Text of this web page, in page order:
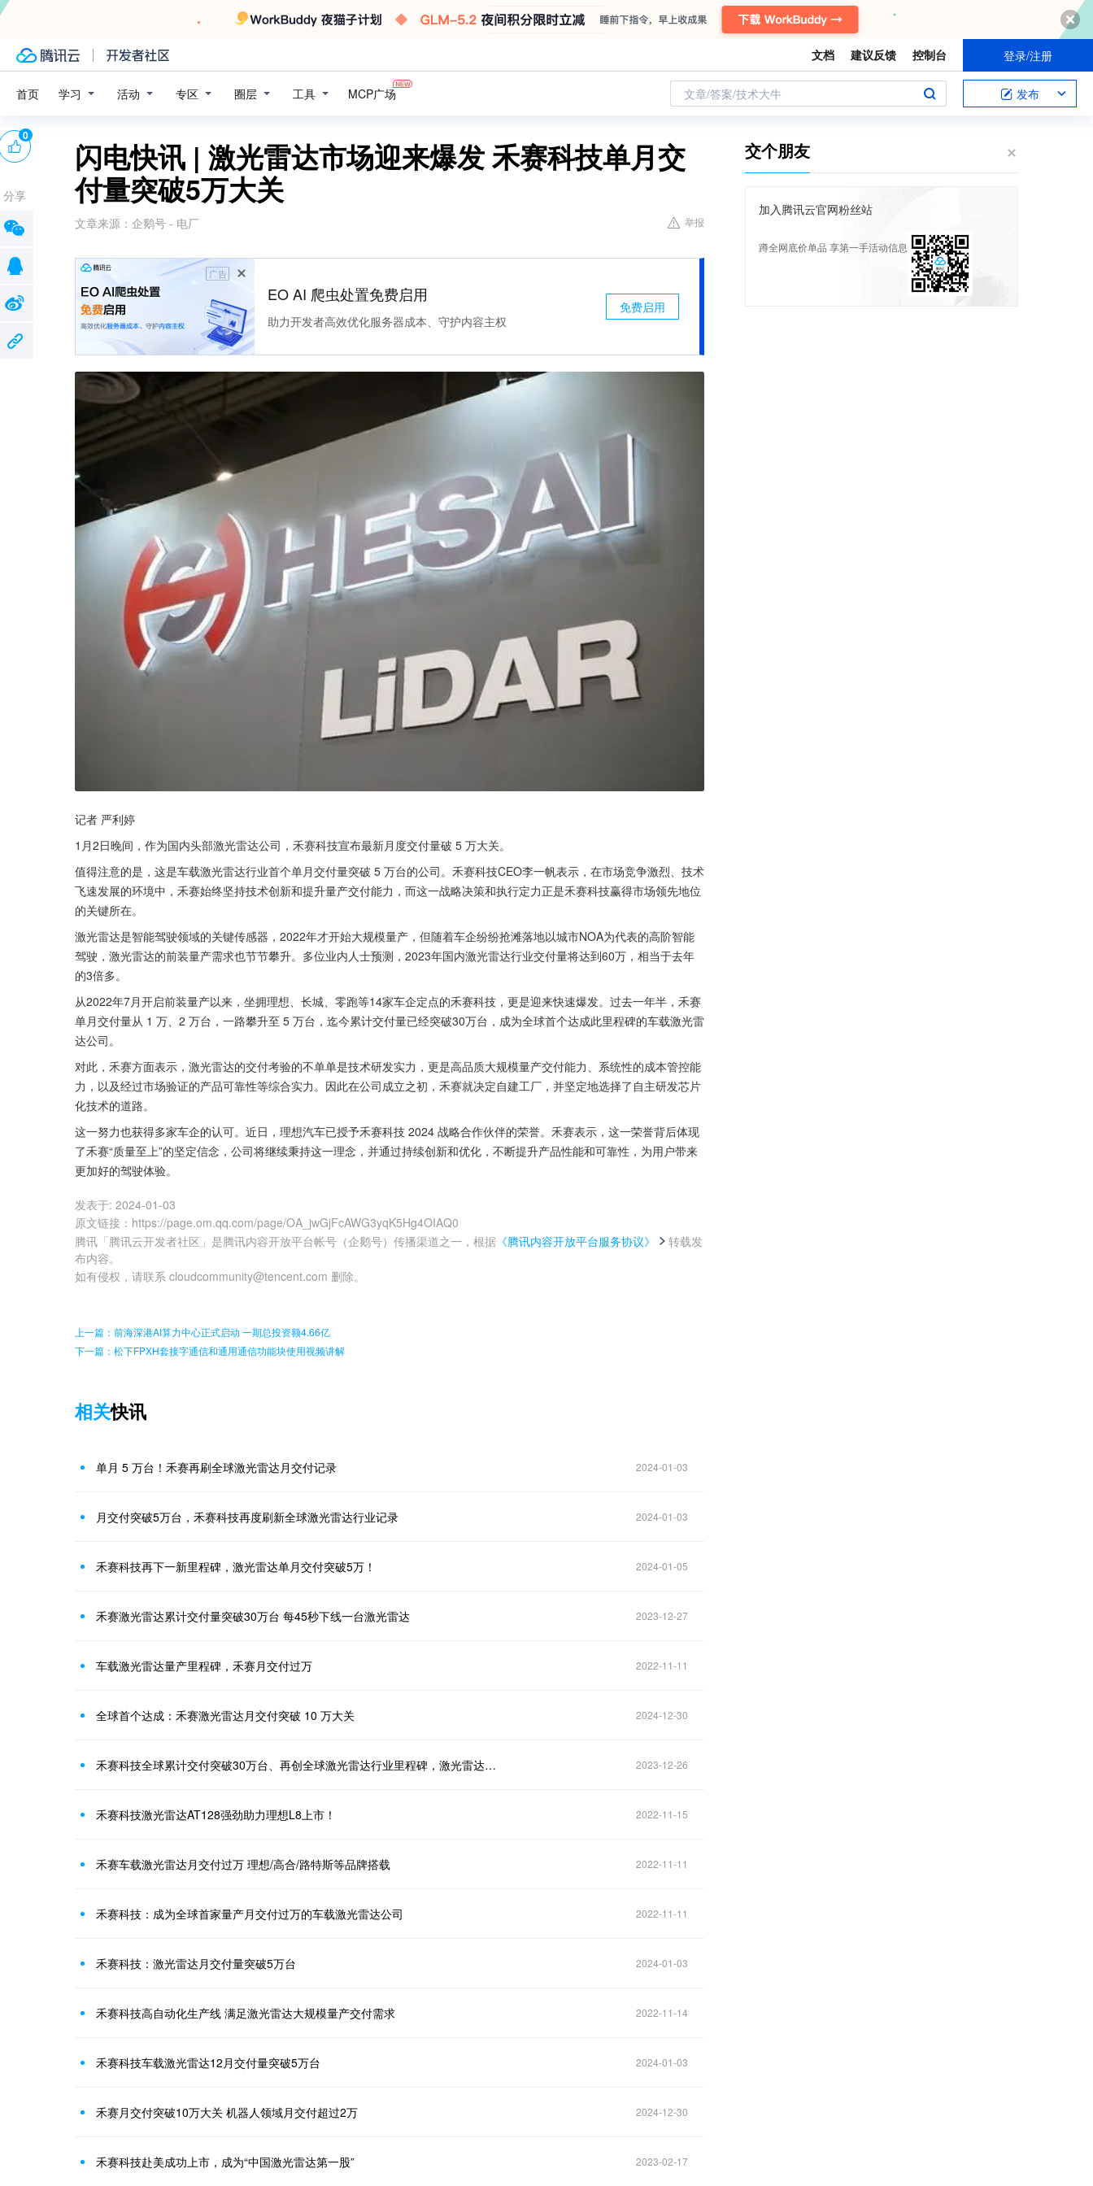
文档 建议反馈 控制台 登录/注册
首页 学习 活动 专区 圈层 工具 MCP广场 文章/答案/技术大牛 发布
闪电快讯 | 激光雷达市场迎来爆发 禾赛科技单月交
付量突破5万大关
文章来源： 企鹅号 - 电厂 举报
广告
EO AI 爬虫处置免费启用
助力开发者高效优化服务器成本、守护内容主权
免费启用
记者 严利婷
1月2日晚间，作为国内头部激光雷达公司，禾赛科技宣布最新月度交付量破 5 万大关。
值得注意的是，这是车载激光雷达行业首个单月交付量突破 5 万台的公司。禾赛科技CEO李一帆表示，在市场竞争激烈、技术
飞速发展的环境中，禾赛始终坚持技术创新和提升量产交付能力，而这一战略决策和执行定力正是禾赛科技赢得市场领先地位
的关键所在。
激光雷达是智能驾驶领域的关键传感器，2022年才开始大规模量产，但随着车企纷纷抢滩落地以城市NOA为代表的高阶智能
驾驶，激光雷达的前装量产需求也节节攀升。多位业内人士预测，2023年国内激光雷达行业交付量将达到60万，相当于去年
的3倍多。
从2022年7月开启前装量产以来，坐拥理想、长城、零跑等14家车企定点的禾赛科技，更是迎来快速爆发。过去一年半，禾赛
单月交付量从 1 万、2 万台，一路攀升至 5 万台，迄今累计交付量已经突破30万台，成为全球首个达成此里程碑的车载激光雷
达公司。
对此，禾赛方面表示，激光雷达的交付考验的不单单是技术研发实力，更是高品质大规模量产交付能力、系统性的成本管控能
力，以及经过市场验证的产品可靠性等综合实力。因此在公司成立之初，禾赛就决定自建工厂，并坚定地选择了自主研发芯片
化技术的道路。
这一努力也获得多家车企的认可。近日，理想汽车已授予禾赛科技 2024 战略合作伙伴的荣誉。禾赛表示，这一荣誉背后体现
了禾赛“质量至上”的坚定信念，公司将继续秉持这一理念，并通过持续创新和优化，不断提升产品性能和可靠性，为用户带来
更加好的驾驶体验。​
发表于: 2024-01-03
原文链接 ： https://page.om.qq.com/page/OA_jwGjFcAWG3yqK5Hg4OIAQ0
腾讯「腾讯云开发者社区」是腾讯内容开放平台帐号（企鹅号）传播渠道之一，根据 《腾讯内容开放平台服务协议》
转载发
布内容。
如有侵权，请联系 cloudcommunity@tencent.com 删除。
0
分享
上一篇：前海深港AI算力中心正式启动 一期总投资额4.66亿
下一篇：松下FPXH套接字通信和通用通信功能块使用视频讲解
相关快讯
单月 5 万台！禾赛再刷全球激光雷达月交付记录 2024-01-03
月交付突破5万台，禾赛科技再度刷新全球激光雷达行业记录 2024-01-03
禾赛科技再下一新里程碑，激光雷达单月交付突破5万！ 2024-01-05
禾赛激光雷达累计交付量突破30万台 每45秒下线一台激光雷达 2023-12-27
车载激光雷达量产里程碑，禾赛月交付过万 2022-11-11
全球首个达成：禾赛激光雷达月交付突破 10 万大关 2024-12-30
禾赛科技全球累计交付突破30万台、再创全球激光雷达行业里程碑，激光雷达行业正高歌猛进 2023-12-26
禾赛科技激光雷达AT128强劲助力理想L8上市！ 2022-11-15
禾赛车载激光雷达月交付过万 理想/高合/路特斯等品牌搭载 2022-11-11
禾赛科技：成为全球首家量产月交付过万的车载激光雷达公司 2022-11-11
禾赛科技：激光雷达月交付量突破5万台 2024-01-03
禾赛科技高自动化生产线 满足激光雷达大规模量产交付需求 2022-11-14
禾赛科技车载激光雷达12月交付量突破5万台 2024-01-03
禾赛月交付突破10万大关 机器人领域月交付超过2万 2024-12-30
禾赛科技赴美成功上市，成为“中国激光雷达第一股” 2023-02-17
交个朋友
加入腾讯云官网粉丝站
蹲全网底价单品 享第一手活动信息